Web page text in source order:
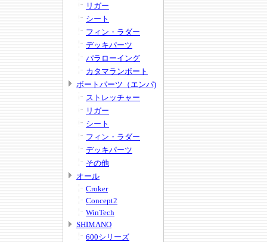
リガー
シート
フィン・ラダー
デッキパーツ
パラローイング
カタマランボート
ボートパーツ（エンパ)
ストレッチャー
リガー
シート
フィン・ラダー
デッキパーツ
その他
オール
Croker
Concept2
WinTech
SHIMANO
600シリーズ